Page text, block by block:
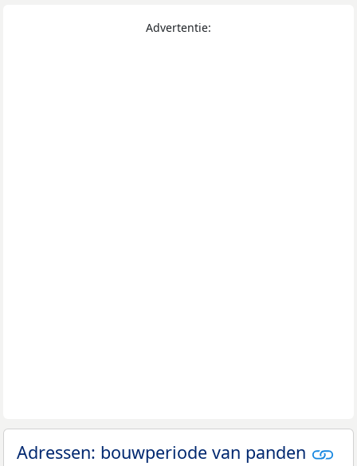
Advertentie:
Adressen: bouwperiode van panden